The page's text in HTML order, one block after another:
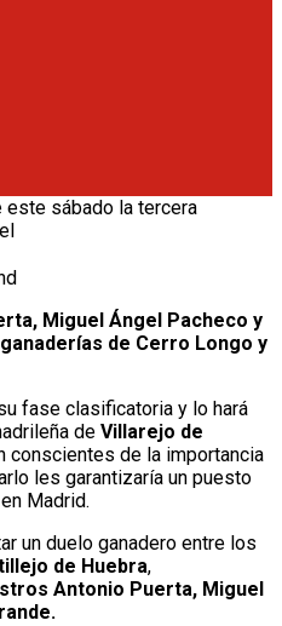
Miguel Ángel Pacheco y
de Cerro Longo y
fase clasificatoria y lo hará
de Villarejo de
conscientes de la importancia
les garantizaría un puesto
Madrid.
un duelo ganadero entre los
de Huebra,
Antonio Puerta, Miguel